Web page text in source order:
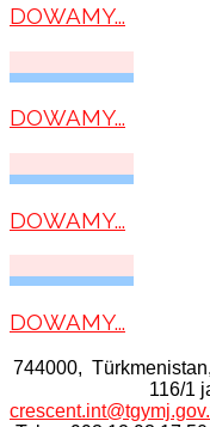
DOWAMY...
DOWAMY...
DOWAMY...
DOWAMY...
744000,
116/1